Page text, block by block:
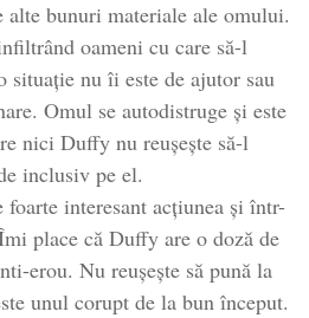
alte bunuri materiale ale omului.
oameni cu care să-l
situație nu îi este de ajutor sau
Omul se autodistruge și este
nici Duffy nu reușește să-l
inclusiv pe el.
foarte interesant acțiunea și într-
place că Duffy are o doză de
erou. Nu reușește să pună la
unul corupt de la bun început.